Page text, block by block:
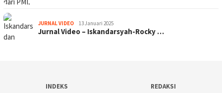
JURNAL VIDEO 13 Januari 2025
Jurnal Video – Iskandarsyah-Rocky …
INDEKS
REDAKSI